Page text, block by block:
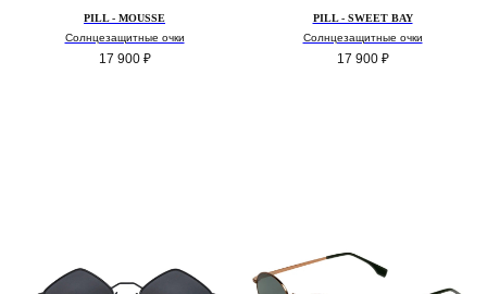
PILL - MOUSSE
Солнцезащитные очки
17 900 ₽
PILL - SWEET BAY
Солнцезащитные очки
17 900 ₽